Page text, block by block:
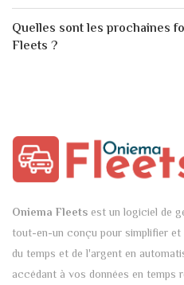
Quelles sont les prochaines
Fleets ?
Oniema Fleetsest un logiciel de
tout-en-un conçu pour simplifier
du temps et de l'argent en
accédant à vos données en temps